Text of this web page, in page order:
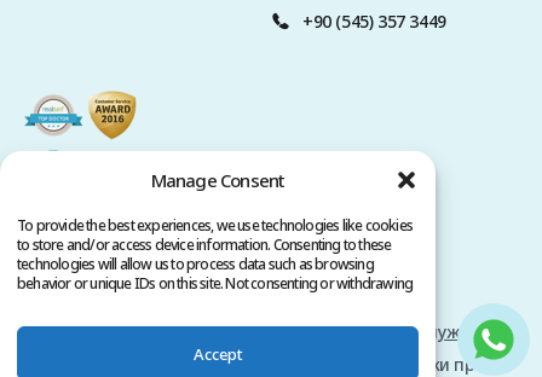
Manage Consent
To provide the best experiences, we use technologies like cookies
to store and/or access device information. Consenting to these
technologies will allow us to process data such as browsing
behavior or unique IDs on this site. Not consenting or withdrawing
Accept
+90 (545) 357 3449
Политика за поверителност
условия за обслужване
Авторско право @ 2026 www.clinicana.com. Всички права